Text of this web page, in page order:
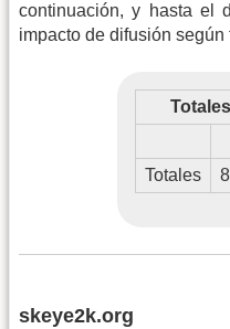
continuación, y hasta el
impacto de difusión según
Totales
skeye2k.org